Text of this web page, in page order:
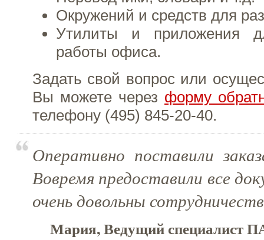
Окружений и средств для
Утилиты и приложения
работы офиса.
Задать свой вопрос или
Вы можете через форму
телефону (495) 845-20-40.
Оперативно поставили
Вовремя предоставили все
очень довольны
Мария, Ведущий специалист